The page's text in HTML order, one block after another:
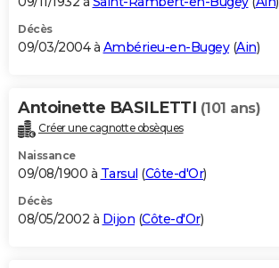
Décès
09/03/2004 à Ambérieu-en-Bugey(Ain)
Antoinette BASILETTI (101 ans)
Créer une cagnotte obsèques
Naissance
09/08/1900 à Tarsul (Côte-d'Or)
Décès
08/05/2002 à Dijon (Côte-d'Or)